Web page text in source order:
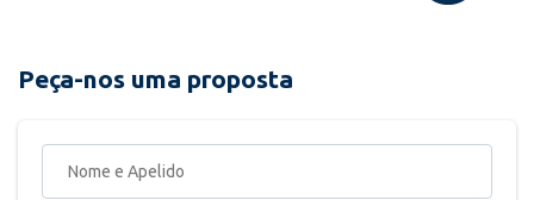
Peça-nos uma proposta